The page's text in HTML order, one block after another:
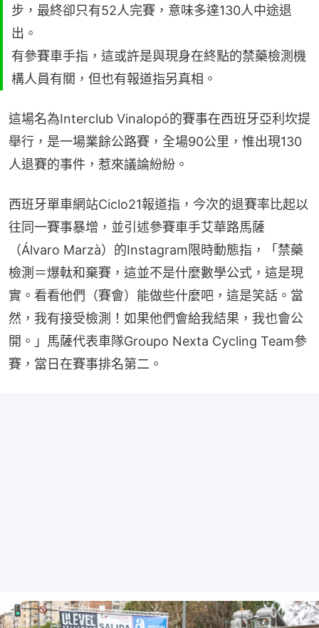
步，最終卻只有52人完賽，意味多達130人中途退
出。
有參賽車手指，這或許是與現身在終點的禁藥檢測機
構人員有關，但也有報道指另真相。
這場名為Interclub Vinalopó的賽事在西班牙亞利坎提
舉行，是一場業餘公路賽，全場90公里，惟出現130
人退賽的事件，惹來議論紛紛。
西班牙單車網站Ciclo21報道指，今次的退賽率比起以
往同一賽事暴增，並引述參賽車手艾華路馬薩
（Álvaro Marzà）的Instagram限時動態指，「禁藥
檢測＝爆軚和棄賽，這並不是什麼數學公式，這是現
實。看看他們（賽會）能做些什麼吧，這是笑話。當
然，我有接受檢測！如果他們會給我結果，我也會公
開。」馬薩代表車隊Groupo Nexta Cycling Team參
賽，當日在賽事排名第二。